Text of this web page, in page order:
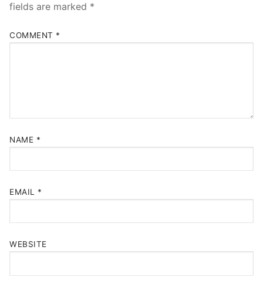
fields are marked *
COMMENT *
NAME *
EMAIL *
WEBSITE